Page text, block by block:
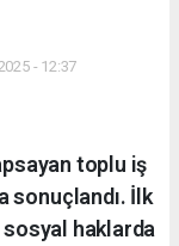
- 12:37
toplu iş
sonuçlandı. İlk
sosyal haklarda